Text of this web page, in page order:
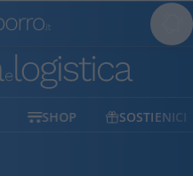
SHOP SOSTIENICI